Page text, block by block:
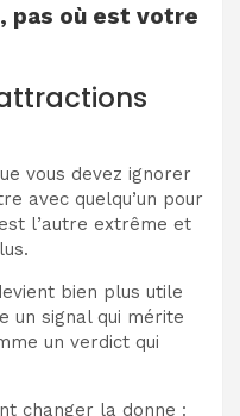
pas où est votre
vous devez ignorer
avec quelqu’un pour
l’autre extrême et
bien plus utile
un signal qui mérite
un verdict qui
changer la donne :